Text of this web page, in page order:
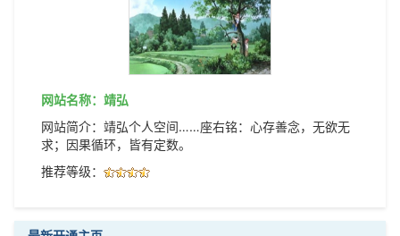
网站名称：靖弘
网站简介：靖弘个人空间……座右铭：心存善念，无欲无
求；因果循环，皆有定数。
推荐等级：